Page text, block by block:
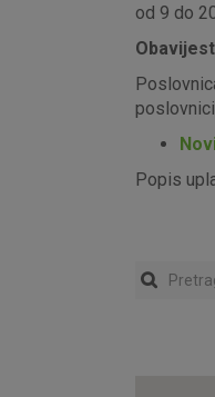
od 9 do
Popis